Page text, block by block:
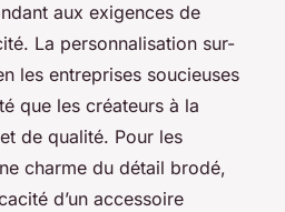
aux exigences de
La personnalisation sur-
les entreprises soucieuses
que les créateurs à la
de qualité. Pour les
charme du détail brodé,
d’un accessoire